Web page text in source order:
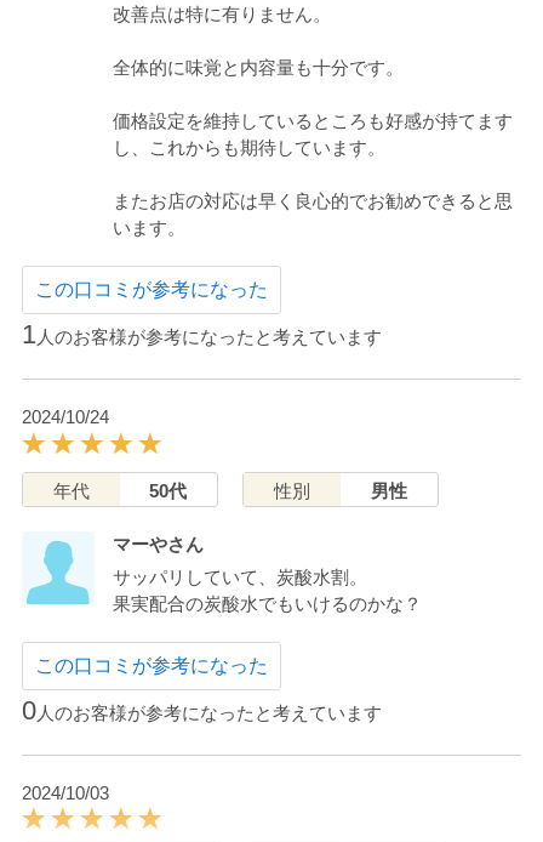
改善点は特に有りません。
全体的に味覚と内容量も十分です。
価格設定を維持しているところも好感が持てます
し、これからも期待しています。
またお店の対応は早く良心的でお勧めできると思
います。
この口コミが参考になった
1 人のお客様が参考になったと考えています
2024/10/24
年代 50代 性別 男性
マーやさん
サッパリしていて、炭酸水割。
果実配合の炭酸水でもいけるのかな？
この口コミが参考になった
0人のお客様が参考になったと考えています
2024/10/03